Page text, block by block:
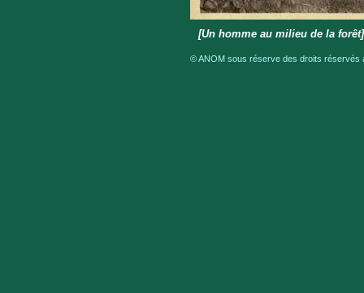
[Un homme au milieu de la
© ANOM sous réserve des droits réservés